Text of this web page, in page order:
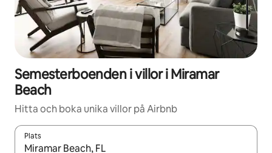
Semesterboenden i villor i Miramar
Beach
Hitta och boka unika villor på Airbnb
Plats
När resultaten är tillgängliga kan du navigera med upp- och